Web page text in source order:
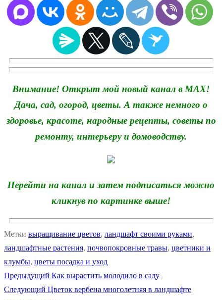
Внимание! Открыт мой новый канал в MAX!
Дача, сад, огород, цветы. А также немного о
здоровье, красоте, народные рецепты, советы по
ремонту, интерьеру и домоводству.
Перейти на канал и затем подписаться можно
кликнув по картинке выше!
Метки выращивание цветов, ландшафт своими руками,
ландшафтные растения, почвопокровные травы, цветники и
клумбы, цветы посадка и уход
Навигация
Предыдущий Предыдущая
запись:
Как вырастить молодило в саду
Следующий Следующая
Цветок вербена многолетняя в ландшафте